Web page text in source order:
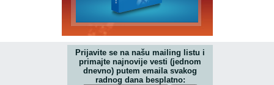
Prijavite se na našu mailing listu i
primajte najnovije vesti (jednom
dnevno) putem emaila svakog
radnog dana besplatno: